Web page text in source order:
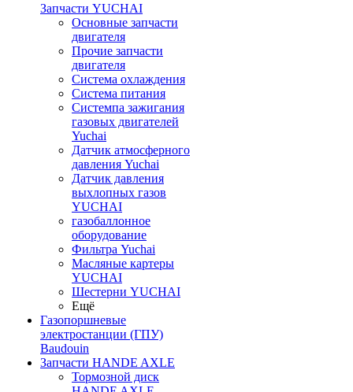
Запчасти YUCHAI
Основные запчасти
двигателя
Прочие запчасти
двигателя
Система охлаждения
Система питания
Системпа зажигания
газовых двигателей
Yuchai
Датчик атмосферного
давления Yuchai
Датчик давления
выхлопных газов
YUCHAI
газобаллонное
оборудование
Фильтра Yuchai
Масляные картеры
YUCHAI
Шестерни YUCHAI
Ещё
Газопоршневые
электростанции (ГПУ)
Baudouin
Запчасти HANDE AXLE
Тормозной диск